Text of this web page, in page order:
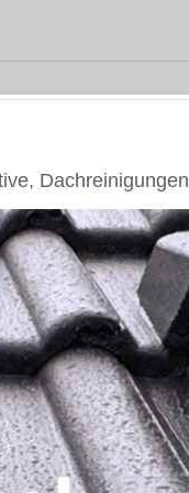
Dachreinigungen